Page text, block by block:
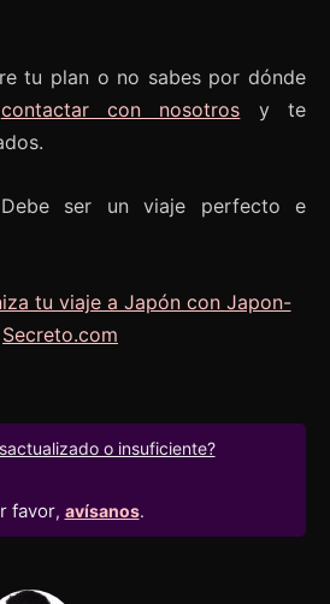
tu plan o no sabes por dónde
contactar con nosotros y te
ser un viaje perfecto e
o insuficiente?
favor, avísanos.